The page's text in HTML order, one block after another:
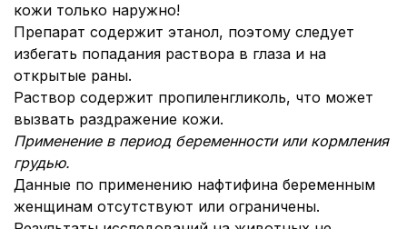
кожи только наружно!
Препарат содержит этанол, поэтому следует
избегать попадания раствора в глаза и на
открытые раны.
Раствор содержит пропиленгликоль, что может
вызвать раздражение кожи.
Применение в период беременности или кормления
грудью.
Данные по применению нафтифина беременным
женщинам отсутствуют или ограничены.